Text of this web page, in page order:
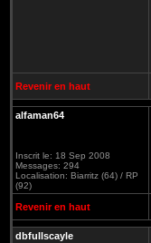
Revenir en haut
alfaman64
Inscrit le: 18 Sep 2008
Messages: 294
Localisation: Biarritz (64) / RP
(92)
Revenir en haut
dbfullscayle